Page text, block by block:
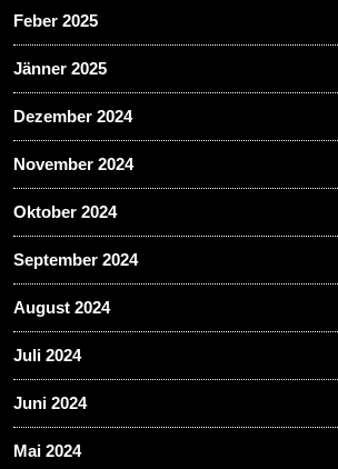
Feber 2025
Jänner 2025
Dezember 2024
November 2024
Oktober 2024
September 2024
August 2024
Juli 2024
Juni 2024
Mai 2024